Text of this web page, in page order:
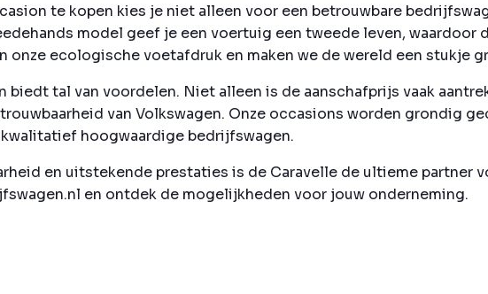
te kopen kies je niet alleen voor een betrouwbare
model geef je een voertuig een tweede leven, waardoor
onze ecologische voetafdruk en maken we de wereld een stukje
biedt tal van voordelen. Niet alleen is de aanschafprijs vaak
van Volkswagen. Onze occasions worden grondig
hoogwaardige bedrijfswagen.
en uitstekende prestaties is de Caravelle de ultieme partner
en ontdek de mogelijkheden voor jouw onderneming.